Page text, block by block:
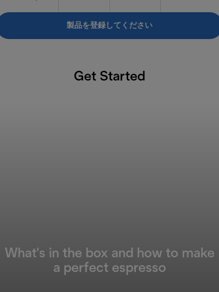
製品を登録してください
Get Started
What's in the box and how to make
a perfect espresso